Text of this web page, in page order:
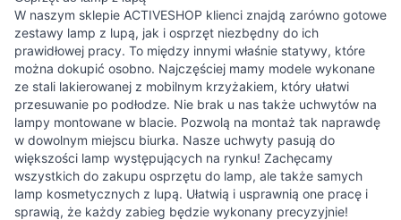
W naszym sklepie ACTIVESHOP klienci znajdą zarówno gotowe
zestawy lamp z lupą, jak i osprzęt niezbędny do ich
prawidłowej pracy. To między innymi właśnie statywy, które
można dokupić osobno. Najczęściej mamy modele wykonane
ze stali lakierowanej z mobilnym krzyżakiem, który ułatwi
przesuwanie po podłodze. Nie brak u nas także uchwytów na
lampy montowane w blacie. Pozwolą na montaż tak naprawdę
w dowolnym miejscu biurka. Nasze uchwyty pasują do
większości lamp występujących na rynku! Zachęcamy
wszystkich do zakupu osprzętu do lamp, ale także samych
lamp kosmetycznych z lupą. Ułatwią i usprawnią one pracę i
sprawią, że każdy zabieg będzie wykonany precyzyjnie!